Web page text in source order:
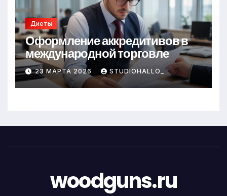
Диеты
Оформление аккредитивов в
международной торговле
23 МАРТА 2026 STUDIOHALLO_
woodguns.ru